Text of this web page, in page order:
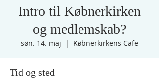
Intro til Købnerkirken
og medlemskab?
søn. 14. maj
  |
Købnerkirkens Cafe
Tid og sted